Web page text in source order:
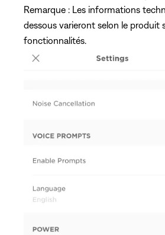
Remarque : Les informations
dessous varieront selon le produit
fonctionnalités.